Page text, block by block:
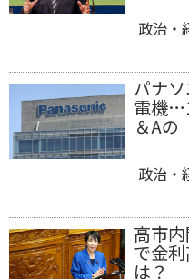
政治・
パナ
電機
＆Aの
政治・
高市
で金
は？